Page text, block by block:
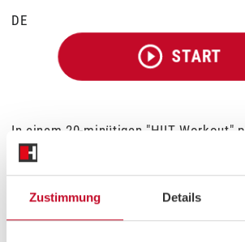
Zustimmung Details
DE
START
In einem 20-minütigen "HIIT Workout"
Personaltrainer Patrick durch
zielgerichteten Training holt er das
und sorgt dafür, dass jede Sekunde